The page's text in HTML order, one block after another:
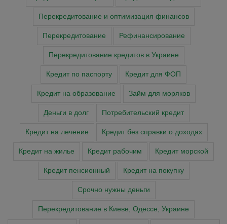
Перекредитование и оптимизация финансов
Перекредитование Рефинансирование
Перекредитование кредитов в Украине
Кредит по паспорту Кредит для ФОП
Кредит на образование Займ для моряков
Деньги в долг Потребительский кредит
Кредит на лечение Кредит без справки о доходах
Кредит на жилье Кредит рабочим Кредит морской
Кредит пенсионный Кредит на покупку
Cрочно нужны деньги
Перекредитование в Киеве, Одессе, Украине